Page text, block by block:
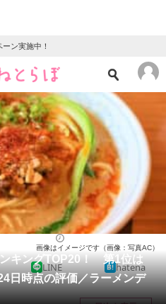
ン実施中！
ニュース
クイズ
地域
教育・育児
リサーチ
キングTOP20！ 第1位は
日時点の評価／ラーメンデ
画像はイメージです（画像：写真AC）
LINE hatena